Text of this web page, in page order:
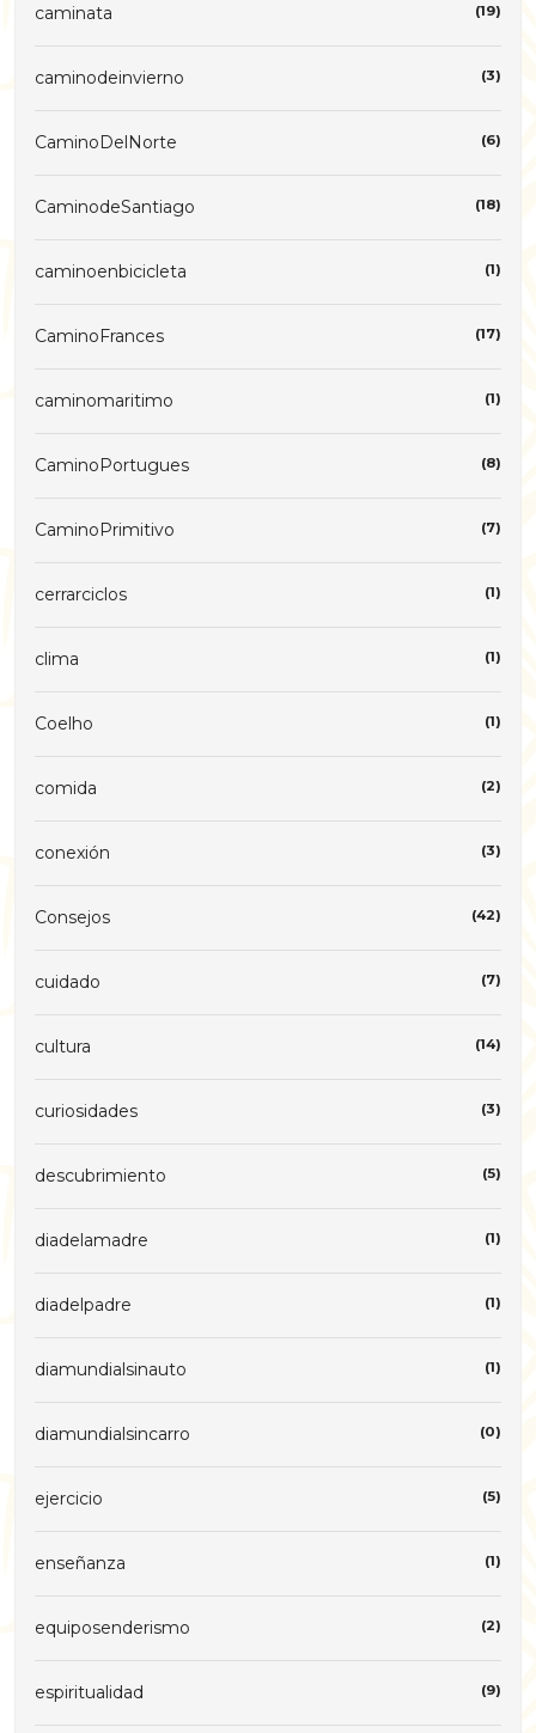
caminata (19)
caminodeinvierno (3)
CaminoDelNorte (6)
CaminodeSantiago (18)
caminoenbicicleta (1)
CaminoFrances (17)
caminomaritimo (1)
CaminoPortugues (8)
CaminoPrimitivo (7)
cerrarciclos (1)
clima (1)
Coelho (1)
comida (2)
conexión (3)
Consejos (42)
cuidado (7)
cultura (14)
curiosidades (3)
descubrimiento (5)
diadelamadre (1)
diadelpadre (1)
diamundialsinauto (1)
diamundialsincarro (0)
ejercicio (5)
enseñanza (1)
equiposenderismo (2)
espiritualidad (9)